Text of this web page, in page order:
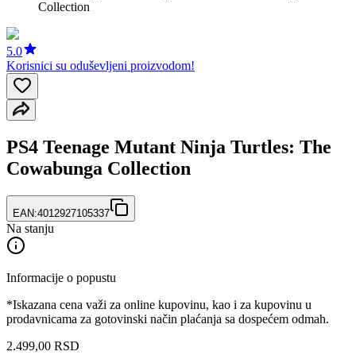
Collection
5.0
Korisnici su oduševljeni proizvodom!
PS4 Teenage Mutant Ninja Turtles: The
Cowabunga Collection
EAN:4012927105337
Na stanju
Informacije o popustu
*Iskazana cena važi za online kupovinu, kao i za kupovinu u
prodavnicama za gotovinski način plaćanja sa dospećem odmah.
2.499,00 RSD